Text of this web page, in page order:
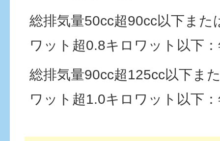
総排気量50cc超90cc以下また
ワット超0.8キロワット以下
総排気量90cc超125cc以下ま
ワット超1.0キロワット以下